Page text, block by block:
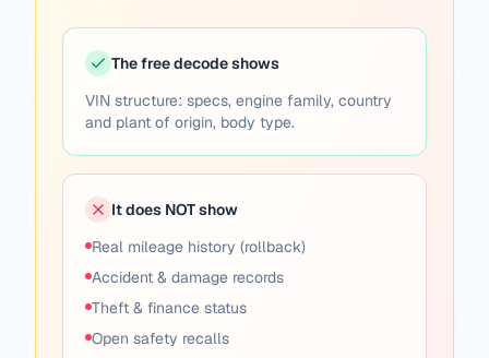
The free decode shows
VIN structure: specs, engine family, country
and plant of origin, body type.
It does NOT show
Real mileage history (rollback)
Accident & damage records
Theft & finance status
Open safety recalls